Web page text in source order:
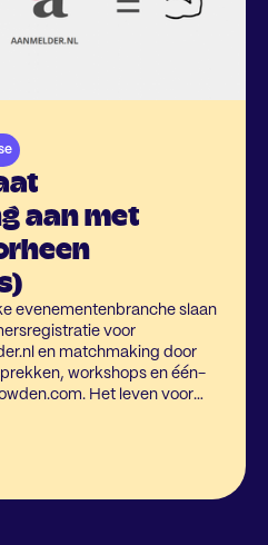
aan met
evenementenbranche slaan
voor
en matchmaking door
workshops en één-
Het leven voor